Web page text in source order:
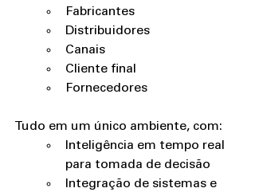
Fabricantes
Distribuidores
Canais
Cliente final
Fornecedores
Tudo em um único ambiente, com:
Inteligência em tempo real
para tomada de decisão
Integração de sistemas e